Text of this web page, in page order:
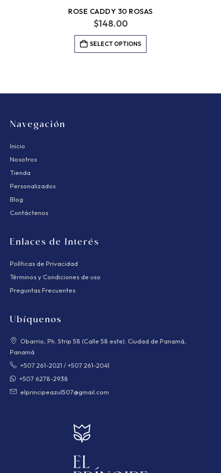
ROSE CADDY 30 ROSAS
$148.00
SELECT OPTIONS
Navegación
Inicio
Nosotros
Tienda
Personalizados
Blog
Contáctenos
Enlaces de Interés
Políticas de Privacidad
Términos y Condiciones de uso
Preguntas Frecuentes
Ubíquenos
Obarrio, Ph. Strip 58 (Calle 58 este). Ciudad de Panamá,
Panamá
+507 261-2021 /+507 261-2041
+507 6278-2938
elprincipeazul507@gmail.com